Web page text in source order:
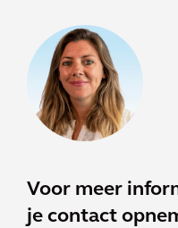
Voor meer
je contact